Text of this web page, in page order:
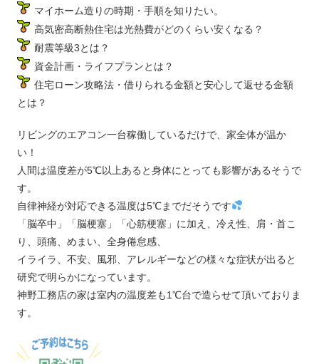
マイホーム造りの時期・手順を知りたい。
高気密高断熱住宅は光熱費がどのくらい安くなる？
耐震等級3とは？
資金計画・ライフプランとは？
住宅ローン攻略法・借りられる金額と安心して返せる金額
とは？
リビングのエアコン一台稼働しているだけで、家全体が温か
い！
人間は温度差が5℃以上あると身体にとっても影響があるそうで
す。
自律神経が対応できる温度は5℃までだそうです
「脳卒中」「脳梗塞」「心筋梗塞」に加え、冷え性、肩・首こ
り、頭痛、めまい、全身倦怠感、
イライラ、不安、風邪、アレルギーなどの様々な症状が出ると
研究で明らかになっています。
神野工務店の家は室内の温度差も1℃台で造らせて頂いておりま
す。